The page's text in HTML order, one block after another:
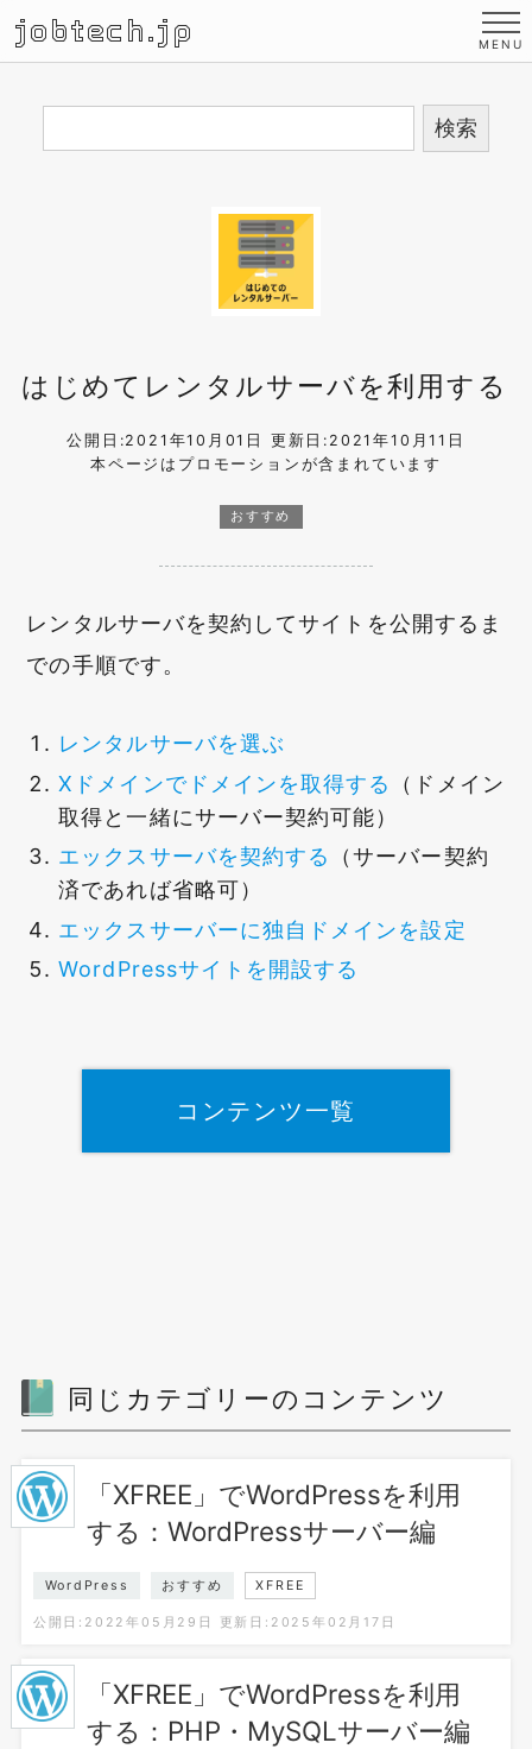
jobtech.jp
はじめてレンタルサーバを利用する
公開日:2021年10月01日
更新日:2021年10月11日
本ページはプロモーションが含まれています
おすすめ
レンタルサーバを契約してサイトを公開するま
での手順です。
レンタルサーバを選ぶ
Xドメインでドメインを取得する
（ドメイン
取得と一緒にサーバー契約可能）
エックスサーバを契約する
（サーバー契約
済であれば省略可）
エックスサーバーに独自ドメインを設定
WordPressサイトを開設する
コンテンツ一覧
同じカテゴリーのコンテンツ
「XFREE」でWordPressを利用
する：WordPressサーバー編
WordPress おすすめ XFREE
公開日:2022年05月29日 更新日:2025年02月17日
「XFREE」でWordPressを利用
する：PHP・MySQLサーバー編